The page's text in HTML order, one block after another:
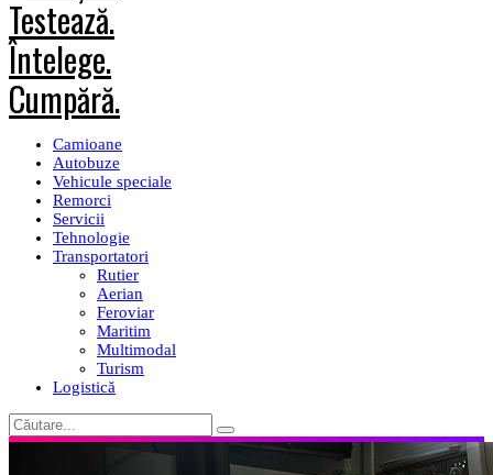
Camioane
Autobuze
Vehicule speciale
Remorci
Servicii
Tehnologie
Transportatori
Rutier
Aerian
Feroviar
Maritim
Multimodal
Turism
Logistică